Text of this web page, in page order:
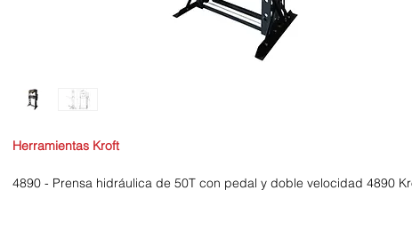
Herramientas Kroft
4890 - Prensa hidráulica de 50T con pedal y doble velocidad 4890